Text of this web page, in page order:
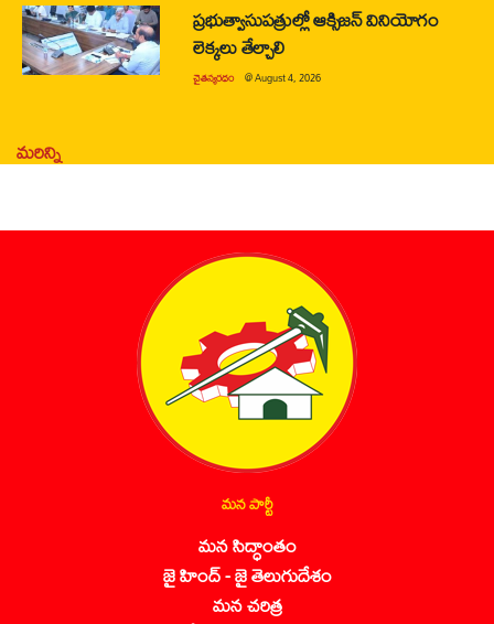
ప్రభుత్వాసుపత్రుల్లో ఆక్సిజన్ వినియోగం
లెక్కలు తేల్చాలి
చైతన్యరధం @August 4, 2026
మరిన్ని
మన పార్టీ
మన సిద్ధాంతం
జై హింద్ - జై తెలుగుదేశం
మన చరిత్ర